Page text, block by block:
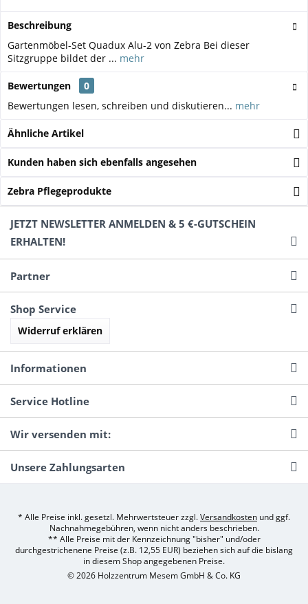
Beschreibung
Gartenmöbel-Set Quadux Alu-2 von Zebra Bei dieser
Sitzgruppe bildet der ... mehr
Bewertungen
0
Bewertungen lesen, schreiben und diskutieren... mehr
Ähnliche Artikel
Kunden haben sich ebenfalls angesehen
Zebra Pflegeprodukte
JETZT NEWSLETTER ANMELDEN & 5 €-GUTSCHEIN
ERHALTEN!
Partner
Shop Service
Widerruf erklären
Informationen
Service Hotline
Wir versenden mit:
Unsere Zahlungsarten
* Alle Preise inkl. gesetzl. Mehrwertsteuer zzgl.Versandkosten und ggf.
Nachnahmegebühren, wenn nicht anders beschrieben.
** Alle Preise mit der Kennzeichnung "bisher" und/oder
durchgestrichenene Preise (z.B. 12,55 EUR) beziehen sich auf die bislang
in diesem Shop angegebenen Preise.
© 2026 Holzzentrum Mesem GmbH & Co. KG